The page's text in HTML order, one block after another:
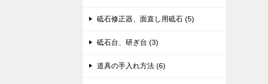
砥石修正器、面直し用砥石 (5)
砥石台、研ぎ台 (3)
道具の手入れ方法 (6)